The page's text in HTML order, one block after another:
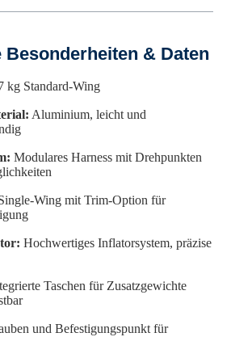
& Daten
kg Standard-Wing
Aluminium, leicht und
Modulares Harness mit Drehpunkten
Wing mit Trim-Option für
Hochwertiges Inflatorsystem, präzise
Taschen für Zusatzgewichte
und Befestigungspunkt für